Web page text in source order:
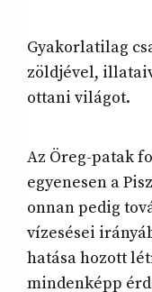
Gyakorlatilag
zöldjével,
ottani világot.
Az Öreg-patak
egyenesen a
onnan pedig
vízesései
hatása hozott
mindenképp